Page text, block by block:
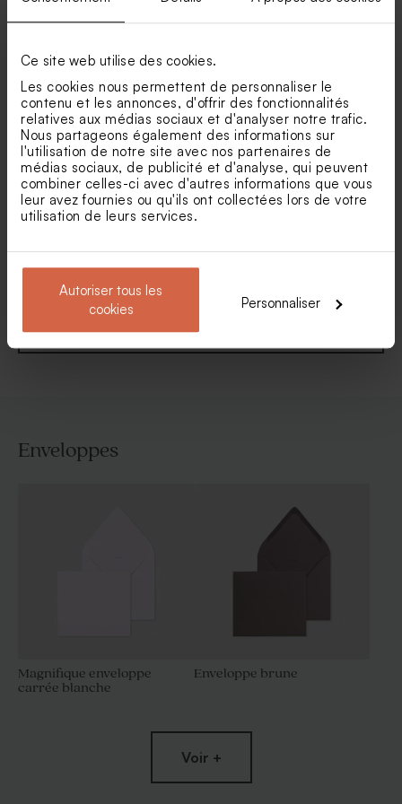
Ce site web utilise des cookies.
Les cookies nous permettent de personnaliser le
contenu et les annonces, d'offrir des fonctionnalités
relatives aux médias sociaux et d'analyser notre trafic.
Nous partageons également des informations sur
l'utilisation de notre site avec nos partenaires de
médias sociaux, de publicité et d'analyse, qui peuvent
combiner celles-ci avec d'autres informations que vous
leur avez fournies ou qu'ils ont collectées lors de votre
utilisation de leurs services.
Autoriser tous les
cookies
Personnaliser
507 ex)
ticket V.I.P chic dentelée
Carte invitation communion
petits noeuds et bords
Faire part communion
envolée de papillon et
Voir toute la collection Faire-part
communion
Enveloppes
Magnifique enveloppe
carrée blanche
Enveloppe brune
Voir +